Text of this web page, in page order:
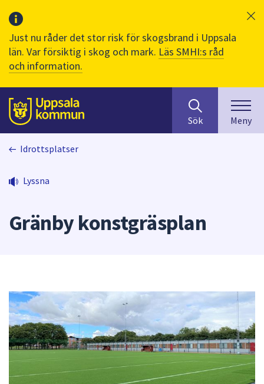
Just nu råder det stor risk för skogsbrand i Uppsala
län. Var försiktig i skog och mark. Läs SMHI:s råd
och information.
Till sidans
huvudinnehåll
efter
innehåll
på
i
presenteras
under
fältet.
Använd
piltangenterna
för
att
Sök Meny
Idrottsplatser
Lyssna
Gränby konstgräsplan